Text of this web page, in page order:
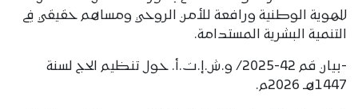
للهوية الوطنية ورافعة للأمن الروحي ومساهم حقيقي في
التنمية البشرية المستدامة.
-بيان قم 42-2025/ و.ش.إ.ت.أ. حول تنظيم الحج لسنة
1447هـ 2026م.